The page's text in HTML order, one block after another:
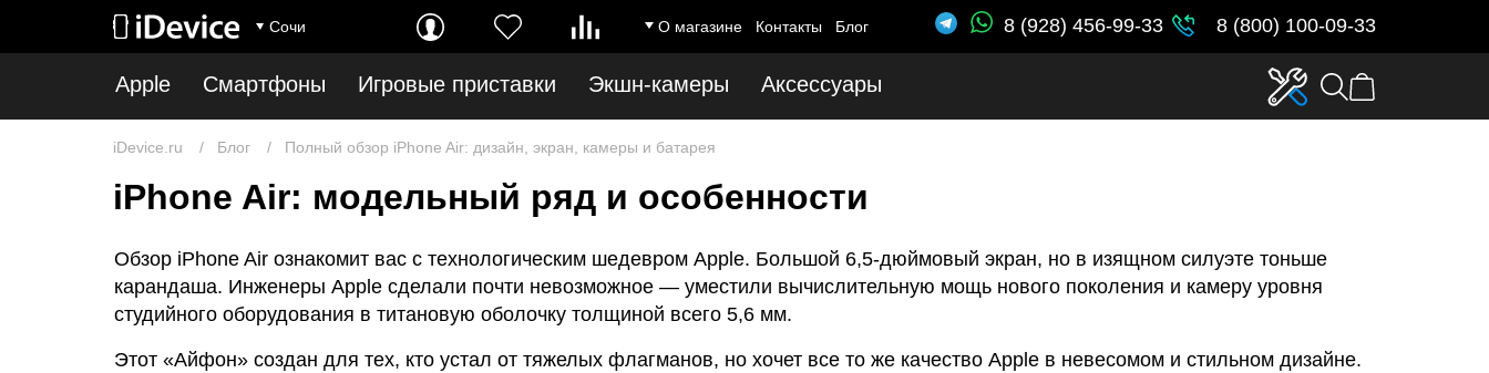
Сочи О магазине Контакты Блог 8 (928) 456-99-33 8 (800) 100-09-33
Apple Смартфоны Игровые приставки Экшн-камеры Аксессуары
iDevice.ru Блог Полный обзор iPhone Air: дизайн, экран, камеры и батарея
iPhone Air: модельный ряд и особенности
Обзор iPhone Air ознакомит вас с технологическим шедевром Apple. Большой 6,5-дюймовый экран, но в изящном силуэте тоньше
карандаша. Инженеры Apple сделали почти невозможное — уместили вычислительную мощь нового поколения и камеру уровня
студийного оборудования в титановую оболочку толщиной всего 5,6 мм.
Этот «Айфон» создан для тех, кто устал от тяжелых флагманов, но хочет все то же качество Apple в невесомом и стильном дизайне.